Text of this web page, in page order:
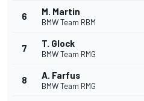
6 M. Martin
BMW Team RBM
7 T. Glock
BMW Team RMG
8 A. Farfus
BMW Team RMG